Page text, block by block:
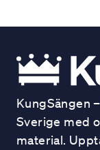
KungSängen
Sverige med
material.